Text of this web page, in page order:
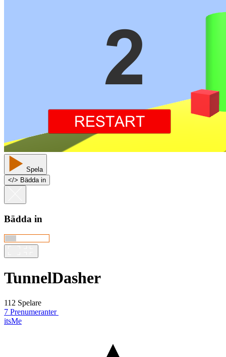
Spela
</> Bädda in
Bädda in
TunnelDasher
112 Spelare
7 Prenumeranter
itsMe